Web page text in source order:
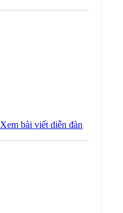
Xem bài viết diễn đàn